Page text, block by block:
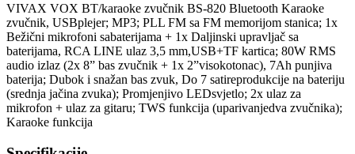
VIVAX VOX BT/karaoke zvučnik BS-820 Bluetooth Karaoke
zvučnik, USBplejer; MP3; PLL FM sa FM memorijom stanica; 1x
Bežični mikrofoni sabaterijama + 1x Daljinski upravljač sa
baterijama, RCA LINE ulaz 3,5 mm,USB+TF kartica; 80W RMS
audio izlaz (2x 8” bas zvučnik + 1x 2”visokotonac), 7Ah punjiva
baterija; Dubok i snažan bas zvuk, Do 7 satireprodukcije na bateriju
(srednja jačina zvuka); Promjenjivo LEDsvjetlo; 2x ulaz za
mikrofon + ulaz za gitaru; TWS funkcija (uparivanjedva zvučnika);
Karaoke funkcija